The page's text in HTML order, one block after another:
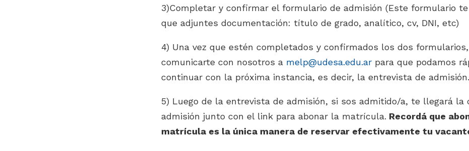
3)Completar y confirmar el formulario de admisión (Este formulario
que adjuntes documentación: título de grado, analítico, cv, DNI, etc)
4) Una vez que estén completados y confirmados los dos
comunicarte con nosotros a melp@udesa.edu.ar para que podamos
continuar con la próxima instancia, es decir, la entrevista de admisión.
5) Luego de la entrevista de admisión, si sos admitido/a, te llegará la
admisión junto con el link para abonar la matrícula. Recordá que
matrícula es la única manera de reservar efectivamente tu